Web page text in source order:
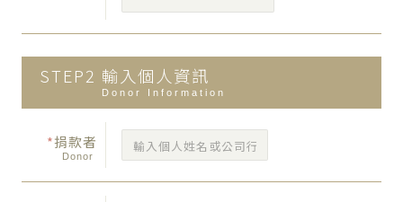
STEP2 輸入個人資訊
Donor Information
*捐款者
Donor